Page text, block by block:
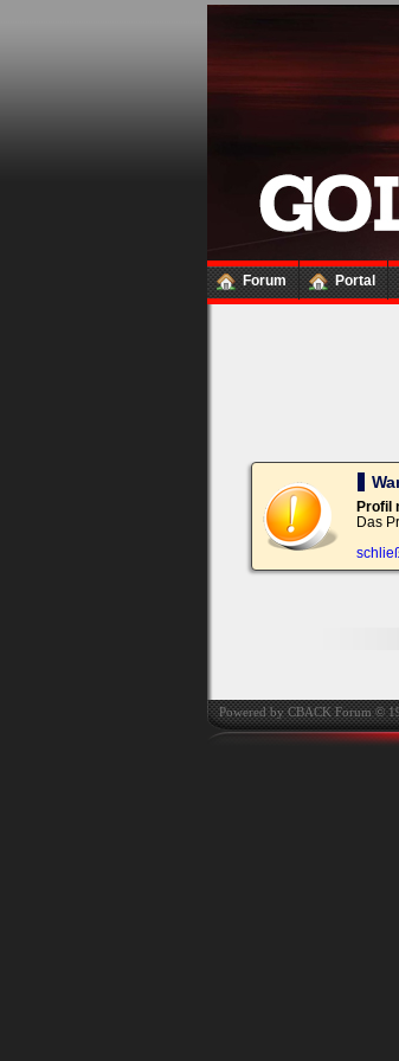
Forum Portal
Profil
Das
Powered by CBACK Forum ©